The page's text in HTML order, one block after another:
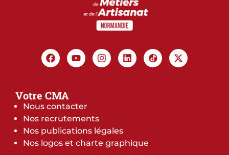
Votre CMA
Nous contacter
Nos recrutements
Nos publications légales
Nos logos et charte graphique